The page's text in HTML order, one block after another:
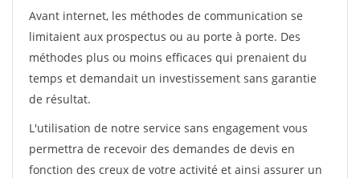
Avant internet, les méthodes de communication se
limitaient aux prospectus ou au porte à porte. Des
méthodes plus ou moins efficaces qui prenaient du
temps et demandait un investissement sans garantie
de résultat.
L'utilisation de notre service sans engagement vous
permettra de recevoir des demandes de devis en
fonction des creux de votre activité et ainsi assurer un